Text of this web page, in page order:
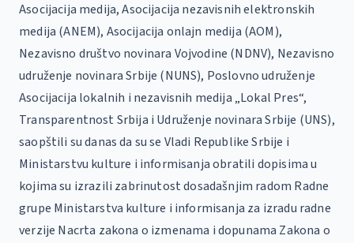
Asocijacija medija, Asocijacija nezavisnih elektronskih
medija (ANEM), Asocijacija onlajn medija (AOM),
Nezavisno društvo novinara Vojvodine (NDNV), Nezavisno
udruženje novinara Srbije (NUNS), Poslovno udruženje
Asocijacija lokalnih i nezavisnih medija „Lokal Pres“,
Transparentnost Srbija i Udruženje novinara Srbije (UNS),
saopštili su danas da su se Vladi Republike Srbije i
Ministarstvu kulture i informisanja obratili dopisima u
kojima su izrazili zabrinutost dosadašnjim radom Radne
grupe Ministarstva kulture i informisanja za izradu radne
verzije Nacrta zakona o izmenama i dopunama Zakona o